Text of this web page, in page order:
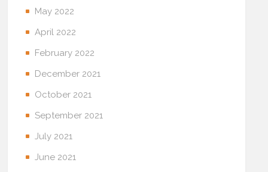
May 2022
April 2022
February 2022
December 2021
October 2021
September 2021
July 2021
June 2021